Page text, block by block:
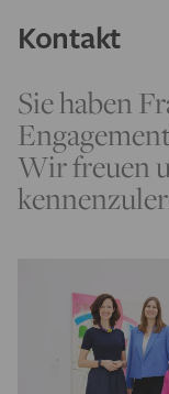
Kontakt
Sie haben
Wir freuen